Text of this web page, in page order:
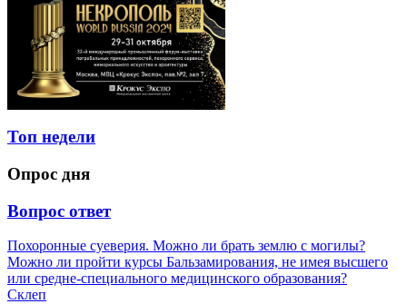
Топ недели
Опрос дня
Вопрос ответ
Похоронные суеверия. Можно ли брать землю с могилы?
Можно ли пройти курсы Бальзамирования, не имея высшего
или средне-специального медицинского образования?
Склеп